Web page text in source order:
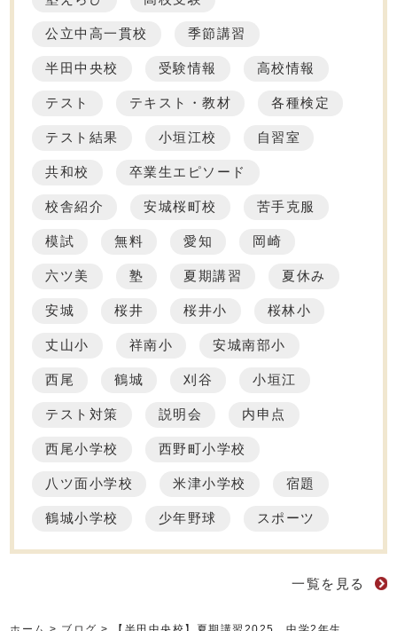
公立中高一貫校 季節講習
半田中央校 受験情報 高校情報
テスト テキスト・教材 各種検定
テスト結果 小垣江校 自習室
共和校 卒業生エピソード
校舎紹介 安城桜町校 苦手克服
模試 無料 愛知 岡崎
六ツ美 塾 夏期講習 夏休み
安城 桜井 桜井小 桜林小
丈山小 祥南小 安城南部小
西尾 鶴城 刈谷 小垣江
テスト対策 説明会 内申点
西尾小学校 西野町小学校
八ツ面小学校 米津小学校 宿題
鶴城小学校 少年野球 スポーツ
一覧を見る